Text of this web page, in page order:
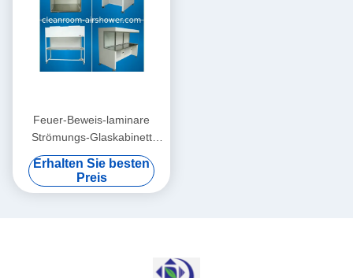
Feuer-Beweis-laminare
Strömungs-Glaskabinett
220v/110 V für
photoelektrische
Aufforderung
Erhalten Sie besten
Preis